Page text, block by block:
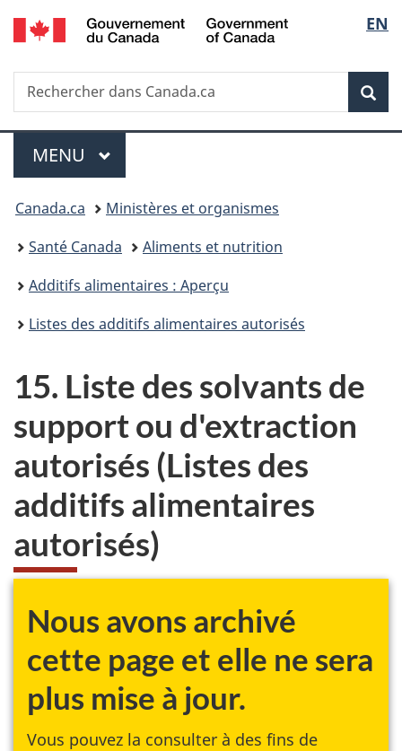
Passer
au
principal
Passer
à
Au
du
Passer
à
version
simplifiée
de
la
EN
Recherche
Rechercher
dans
Menu
MENU PRINCIPAL
Vous
êtes
ici :
Canada.ca
Ministères et organismes
Santé Canada
Aliments et nutrition
Additifs alimentaires : Aperçu
Listes des additifs alimentaires autorisés
15. Liste des solvants de
support ou d'extraction
autorisés (Listes des
additifs alimentaires
autorisés)
Nous avons archivé
cette page et elle ne sera
plus mise à jour.
Vous pouvez la consulter à des fins de